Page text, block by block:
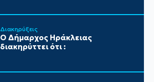
Διακηρύξεις
Ο Δήμαρχος Ηράκλειας
διακηρύττει ότι :